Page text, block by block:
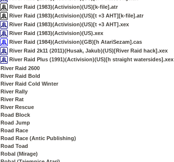
River Raid (1983)(Activision)(US)[k-file].atr
River Raid (1983)(Activision)(US)[t +3 AHT][k-file].atr
River Raid (1983)(Activision)(US)[t +3 AHT].xex
River Raid (1983)(Activision)(US).xex
River Raid (1984)(Activision)(GB)[h AtariSezam].cas
River Raid 2k11 (2011)(Husak, Jakub)(US)[River Raid hack].xex
River Raid Plus (1991)(Activision)(US)[h straight watersides].xex
River Raid 2600
River Raid Bold
River Raid Cold Winter
River Rally
River Rat
River Rescue
Road Block
Road Jump
Road Race
Road Race (Antic Publishing)
Road Toad
Robal (Mirage)